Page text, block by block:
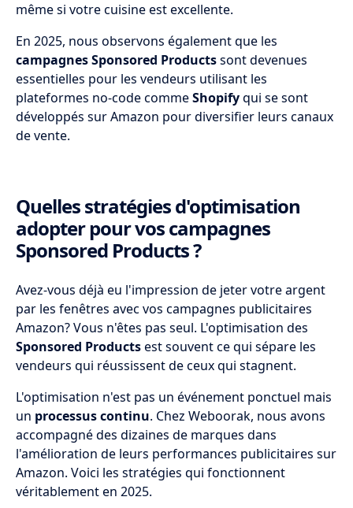
même si votre cuisine est excellente.
En 2025, nous observons également que les
campagnes Sponsored Productssont devenues
essentielles pour les vendeurs utilisant les
plateformes no-code commeShopifyqui se sont
développés sur Amazon pour diversifier leurs canaux
de vente.
Quelles stratégies d'optimisation
adopter pour vos campagnes
Sponsored Products ?
Avez-vous déjà eu l'impression de jeter votre argent
par les fenêtres avec vos campagnes publicitaires
Amazon? Vous n'êtes pas seul. L'optimisation des
Sponsored Productsest souvent ce qui sépare les
vendeurs qui réussissent de ceux qui stagnent.
L'optimisation n'est pas un événement ponctuel mais
un processus continu. Chez Weboorak, nous avons
accompagné des dizaines de marques dans
l'amélioration de leurs performances publicitaires sur
Amazon. Voici les stratégies qui fonctionnent
véritablement en 2025.